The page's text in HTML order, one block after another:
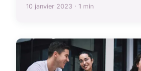
10 janvier 2023 · 1 min